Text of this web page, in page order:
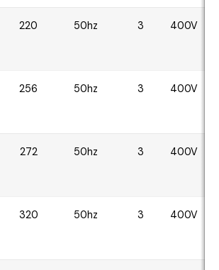
220 50hz 3 400V
256 50hz 3 400V
272 50hz 3 400V
320 50hz 3 400V